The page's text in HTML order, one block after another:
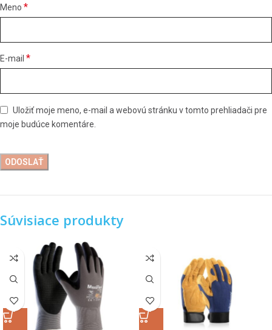
Meno *
E-mail *
Uložiť moje meno, e-mail a webovú stránku v tomto prehliadači pre
moje budúce komentáre.
Súvisiace produkty